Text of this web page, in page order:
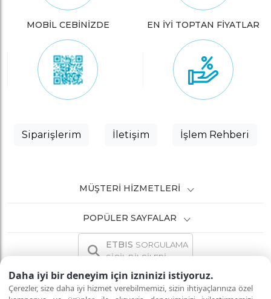
Daha iyi bir deneyim için izninizi istiyoruz.
Çerezler, size daha iyi hizmet verebilmemizi, sizin ihtiyaçlarınıza özel
MOBİL CEBİNİZDE EN İYİ TOPTAN FİYATLAR
Siparişlerim İletişim İşlem Rehberi
MÜŞTERI HIZMETLERI
POPÜLER SAYFALAR
ETBIS SORGULAMA
SİCİL BİLGİLERİ